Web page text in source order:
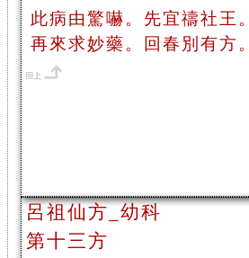
此病由驚嚇。先宜禱社王。
再來求妙藥。回春別有方。
呂祖仙方_幼科
第十三方